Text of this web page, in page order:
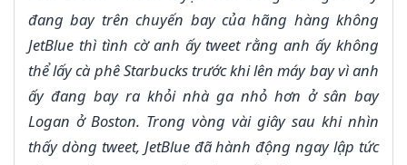
đang bay trên chuyến bay của hãng hàng không
JetBlue thì tình cờ anh ấy tweet rằng anh ấy không
thể lấy cà phê Starbucks trước khi lên máy bay vì anh
ấy đang bay ra khỏi nhà ga nhỏ hơn ở sân bay
Logan ở Boston. Trong vòng vài giây sau khi nhìn
thấy dòng tweet, JetBlue đã hành động ngay lập tức